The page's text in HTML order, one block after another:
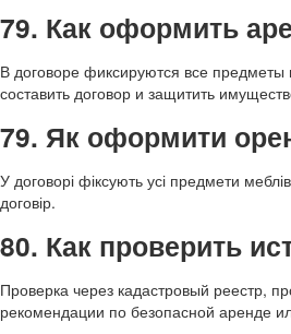
79. Как оформить
В договоре фиксируются все предметы
составить договор и защитить
79. Як оформити
У договорі фіксують усі предмети
договір.
80. Как проверить
Проверка через кадастровый реестр,
рекомендации по безопасной аренде